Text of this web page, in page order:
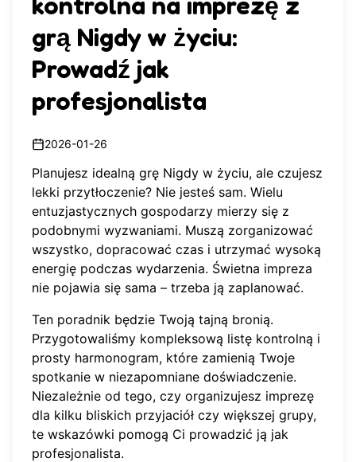
grą Nigdy w życiu:
Prowadź jak
profesjonalista
2026-01-26
Planujesz idealną grę Nigdy w życiu, ale czujesz
lekki przytłoczenie? Nie jesteś sam. Wielu
entuzjastycznych gospodarzy mierzy się z
podobnymi wyzwaniami. Muszą zorganizować
wszystko, dopracować czas i utrzymać wysoką
energię podczas wydarzenia. Świetna impreza
nie pojawia się sama – trzeba ją zaplanować.
Ten poradnik będzie Twoją tajną bronią.
Przygotowaliśmy kompleksową listę kontrolną i
prosty harmonogram, które zamienią Twoje
spotkanie w niezapomniane doświadczenie.
Niezależnie od tego, czy organizujesz imprezę
dla kilku bliskich przyjaciół czy większej grupy,
te wskazówki pomogą Ci prowadzić ją jak
profesjonalista.